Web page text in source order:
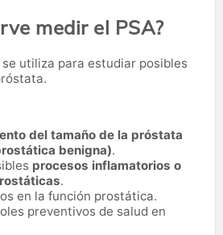
medir el PSA?
utiliza para estudiar posibles
del tamaño de la próstata
benigna).
procesos inflamatorios o
.
en la función prostática.
preventivos de salud en